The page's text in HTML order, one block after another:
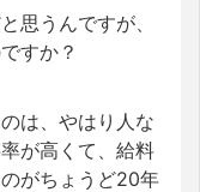
思うんですが、
すか？
は、やはり人な
が高くて、給料
がちょうど20年